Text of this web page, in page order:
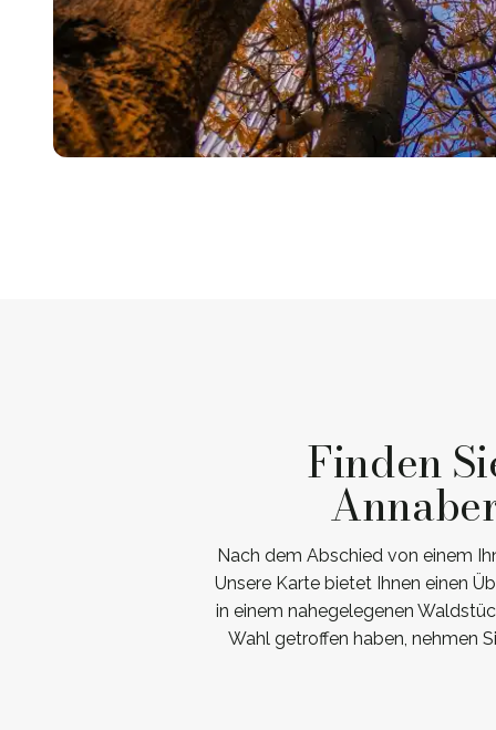
Finden
Nach dem Abschied von einem
Unsere Karte bietet Ihnen einen
in einem nahegelegenen
Wahl getroffen haben, nehmen